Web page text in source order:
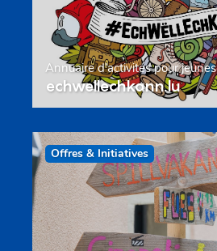
Annuaire d’activités pour jeunes
echwellechkann.lu
Offres & Initiatives